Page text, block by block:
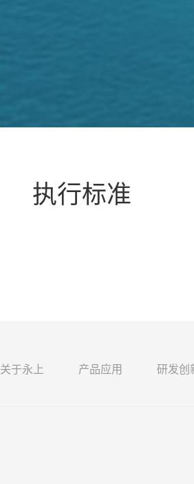
执行标准
关于永上 产品应用 研发创